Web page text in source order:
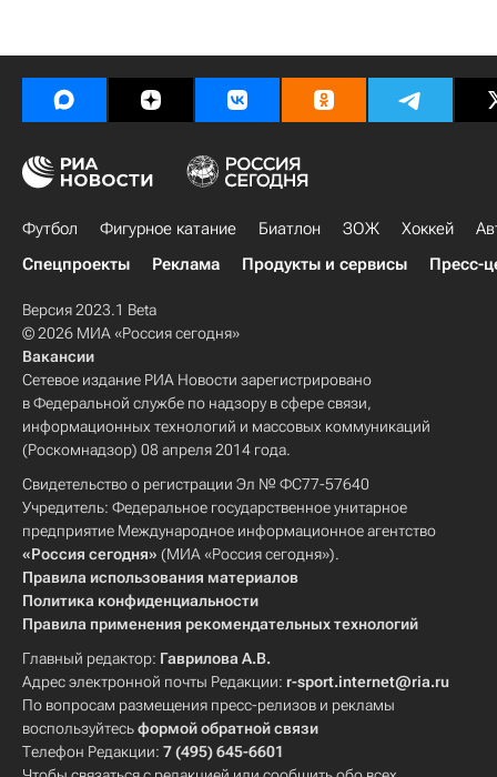
Футбол Фигурное катание Биатлон ЗОЖ Хоккей
Спецпроекты
Реклама Продукты и сервисы Пресс-
Версия 2023.1 Beta
© 2026 МИА «Россия сегодня»
Вакансии
Сетевое издание РИА Новости зарегистрировано
в Федеральной службе по надзору в сфере связи,
информационных технологий и массовых коммуникаций
(Роскомнадзор) 08 апреля 2014 года.
Свидетельство о регистрации Эл № ФС77-57640
Учредитель: Федеральное государственное унитарное
предприятие Международное информационное агентство
«Россия сегодня» (МИА «Россия сегодня»).
Правила использования материалов
Политика конфиденциальности
Правила применения рекомендательных технологий
Главный редактор: Гаврилова А.В.
Адрес электронной почты Редакции: r-sport.internet@ria.ru
По вопросам размещения пресс-релизов и рекламы
воспользуйтесьформой обратной связи
Телефон Редакции: 7 (495) 645-6601